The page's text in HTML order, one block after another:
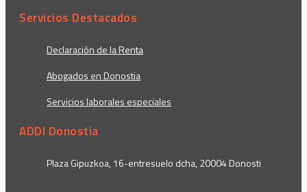
Servicios Destacados
Declaración de la Renta
Abogados en Donostia
Servicios laborales especiales
ADDI Donostia
Plaza Gipuzkoa, 16-entresuelo dcha, 20004 Donosti